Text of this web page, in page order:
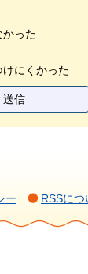
かった
けにくかった
ー RSSにつ